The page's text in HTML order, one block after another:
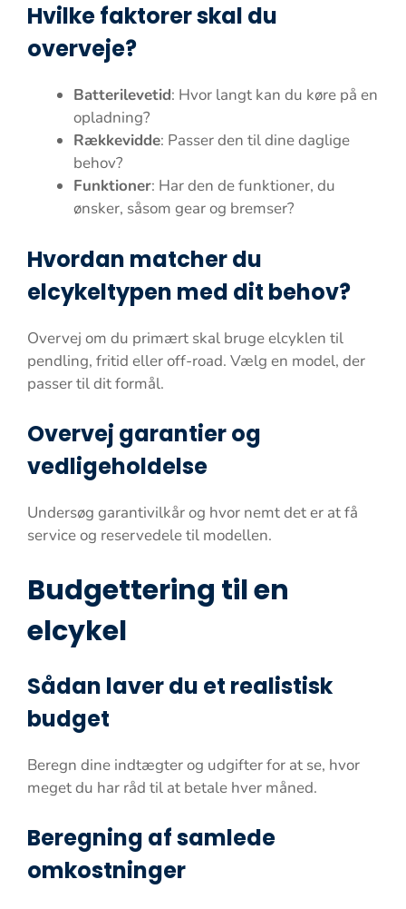
Hvilke faktorer skal du
overveje?
Batterilevetid: Hvor langt kan du køre på en
opladning?
Rækkevidde: Passer den til dine daglige
behov?
Funktioner: Har den de funktioner, du
ønsker, såsom gear og bremser?
Hvordan matcher du
elcykeltypen med dit behov?
Overvej om du primært skal bruge elcyklen til
pendling, fritid eller off-road. Vælg en model, der
passer til dit formål.
Overvej garantier og
vedligeholdelse
Undersøg garantivilkår og hvor nemt det er at få
service og reservedele til modellen.
Budgettering til en
elcykel
Sådan laver du et realistisk
budget
Beregn dine indtægter og udgifter for at se, hvor
meget du har råd til at betale hver måned.
Beregning af samlede
omkostninger